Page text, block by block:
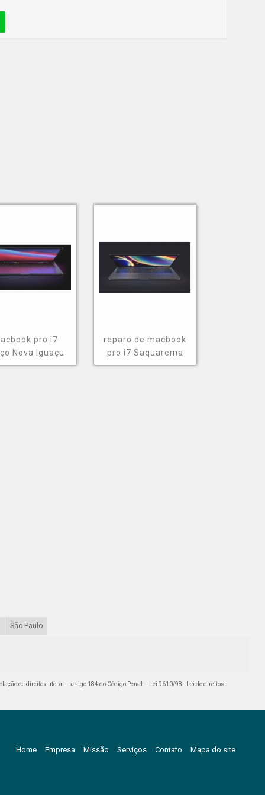
pro i7
Nova Iguaçu
reparo de macbook
pro i7 Saquarema
São Paulo
de direito autoral – artigo 184 do Código Penal – Lei 9610/98 - Lei de direitos
Home Empresa Missão Serviços Contato Mapa do site